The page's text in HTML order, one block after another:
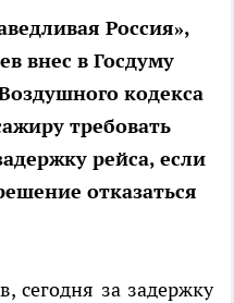
Россия»,
внес в Госдуму
кодекса
требовать
рейса, если
отказаться
сегодня за задержку